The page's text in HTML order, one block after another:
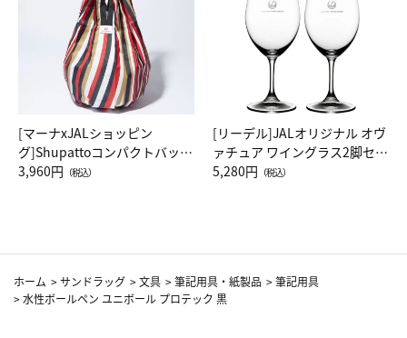
[マーナxJALショッピン
グ]Shupattoコンパクトバッグ
Drop JAL客室乗務員（LC）ス
3,960円 （税込）
[リーデル]JALオリジナル オヴ
ァチュア ワイングラス2脚セッ
ト（レッドワイン）
5,280円 （税込）
ホーム >サンドラッグ >文具 >筆記用具・紙製品 >筆記用具
>水性ボールペン ユニボール プロテック 黒